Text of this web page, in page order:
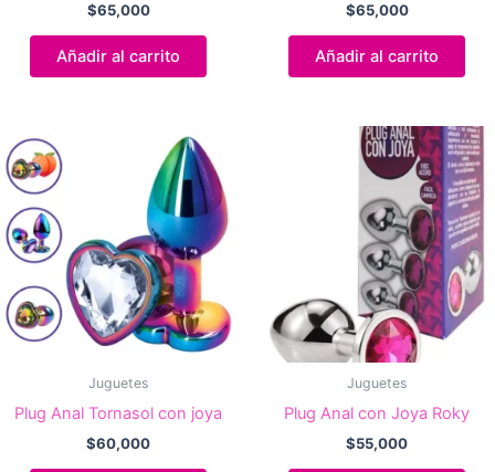
$65,000
Añadir al carrito
$65,000
Añadir al carrito
Juguetes
Plug Anal Tornasol con joya
$60,000
Juguetes
Plug Anal con Joya Roky
$55,000